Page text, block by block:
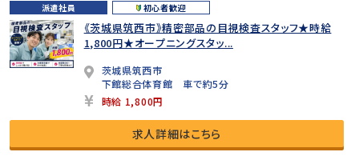
派遣社員 初心者歓迎
《茨城県筑西市》精密部品の目視検査スタッフ★時給
1,800円★オープニングスタッ...
茨城県筑西市
下館総合体育館 車で約5分
時給 1,800円
求人詳細はこちら